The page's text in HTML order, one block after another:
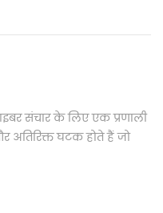
संचार के लिए एक प्रणाली
घटक होते हैं जो